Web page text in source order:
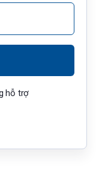
hỗ trợ